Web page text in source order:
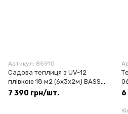
Артикул: 85910
Садова теплиця з UV-12
плівкою 18 м2 (6х3х2м) BASS
POLSKA, Сіра
7 390 грн/шт. 6